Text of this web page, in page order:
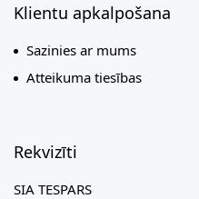
Klientu apkalpošana
Sazinies ar mums
Atteikuma tiesības
Rekvizīti
SIA TESPARS